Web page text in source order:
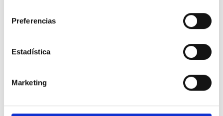
Preferencias
Estadística
Marketing